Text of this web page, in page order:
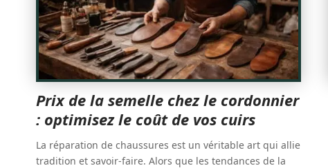
Prix de la semelle chez le cordonnier
: optimisez le coût de vos cuirs
La réparation de chaussures est un véritable art qui allie
tradition et savoir-faire. Alors que les tendances de la